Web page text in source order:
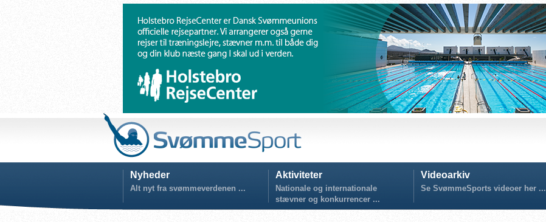
Nyheder
Alt nyt fra svømmeverdenen ...
Aktiviteter
Nationale og internationale
stævner og konkurrencer ...
Videoarkiv
Se SvømmeSports videoer her ...